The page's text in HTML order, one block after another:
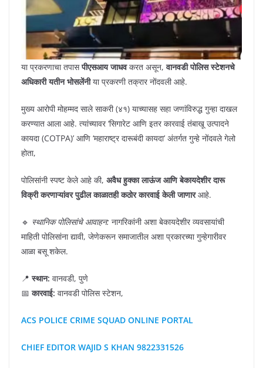
या प्रकरणाचा तपासपीएसआय जाधवकरत असून,वानवडी पोलिस स्टेशनचे
अधिकारी यतीन भोसलेंनीया प्रकरणी तक्रार नोंदवली आहे.
मुख्य आरोपी मोहम्मद साले साकरी (४१) याच्यासह सहा जणांविरुद्ध गुन्हा दाखल
करण्यात आला आहे. त्यांच्यावर ‘सिगारेट आणि इतर कारवाई तंबाखू उत्पादने
कायदा (COTPA)’ आणि ‘महाराष्ट्र दारूबंदी कायदा’ अंतर्गत गुन्हे नोंदवले गेलो
होता,
पोलिसांनी स्पष्ट केले आहे की, अवैध हुक्का लाऊंज आणि बेकायदेशीर दारू
विक्री करणाऱ्यांवर पुढील काळातही कठोर कारवाई केली जाणारआहे.
🔹 स्थानिक पोलिसांचे आवाहन: नागरिकांनी अशा बेकायदेशीर व्यवसायांची
माहिती पोलिसांना द्यावी, जेणेकरून समाजातील अशा प्रकारच्या गुन्हेगारीवर
आळा बसू शकेल.
📍स्थान: वानवडी, पुणे
📅कारवाई: वानवडी पोलिस स्टेशन,
ACS POLICE CRIME SQUAD ONLINE PORTAL
CHIEF EDITOR WAJID S KHAN 9822331526